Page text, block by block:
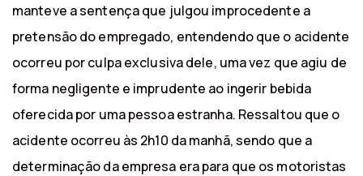
manteve a sentença que julgou improcedente a
pretensão do empregado, entendendo que o acidente
ocorreu por culpa exclusiva dele, uma vez que agiu de
forma negligente e imprudente ao ingerir bebida
oferecida por uma pessoa estranha. Ressaltou que o
acidente ocorreu às 2h10 da manhã, sendo que a
determinação da empresa era para que os motoristas